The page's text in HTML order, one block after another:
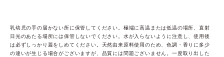
乳幼児の手の届かない所に保管してください。極端に高温または低温の場所、直射
日光のあたる場所には保管しないでください。水が入らないように注意し、使用後
は必ずしっかり蓋をしめてください。天然由来原料使用のため、色調・香りに多少
の違いが生じる場合がございますが、品質には問題ございません。一度取り出した